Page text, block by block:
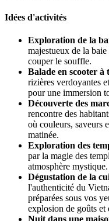
Idées d'activités
Exploration de la
majestueux de la
couper le souffle.
Balade en scooter à
rizières verdoyantes
pour une immersion
Découverte des
rencontre des
où couleurs, saveurs
matinée.
Exploration des
par la magie des
atmosphère mystique.
Dégustation de la
l'authenticité du
préparées sous vos
explosion de goûts
Nuit dans une